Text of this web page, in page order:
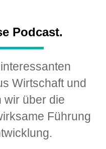
Podcast.
Wirtschaft und
wir über die
Führung